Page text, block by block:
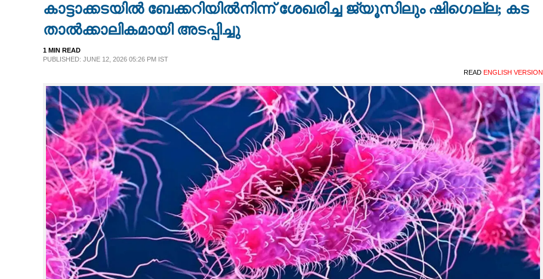
NEWS 360
CASE DIARY
LIFESTYLE
SPIRITUAL
കാട്ടാക്കടയിൽ ബേക്കറിയിൽനിന്ന് ശേഖരിച്ച ജ്യൂസിലും ഷിഗെല്ല; കട
താൽക്കാലികമായി അടപ്പിച്ചു
1 MIN READ
PUBLISHED: JUNE 12, 2026 05:26 PM IST
READ ENGLISH VERSION